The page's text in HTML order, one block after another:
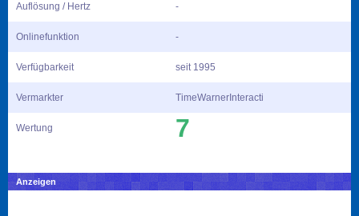
Auflösung / Hertz -
Onlinefunktion -
Verfügbarkeit seit 1995
Vermarkter TimeWarnerInteracti
Wertung 7
Anzeigen